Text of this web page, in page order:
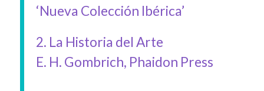
‘Nueva Colección Ibérica’
2. La Historia del Arte
E. H. Gombrich, Phaidon Press